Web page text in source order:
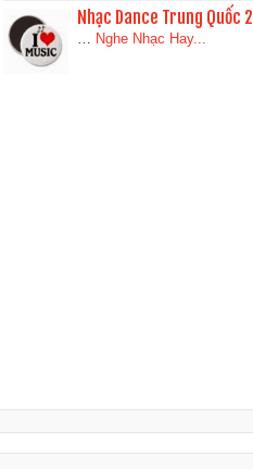
Nhạc Dance Trung Quốc 2
… Nghe Nhạc Hay...